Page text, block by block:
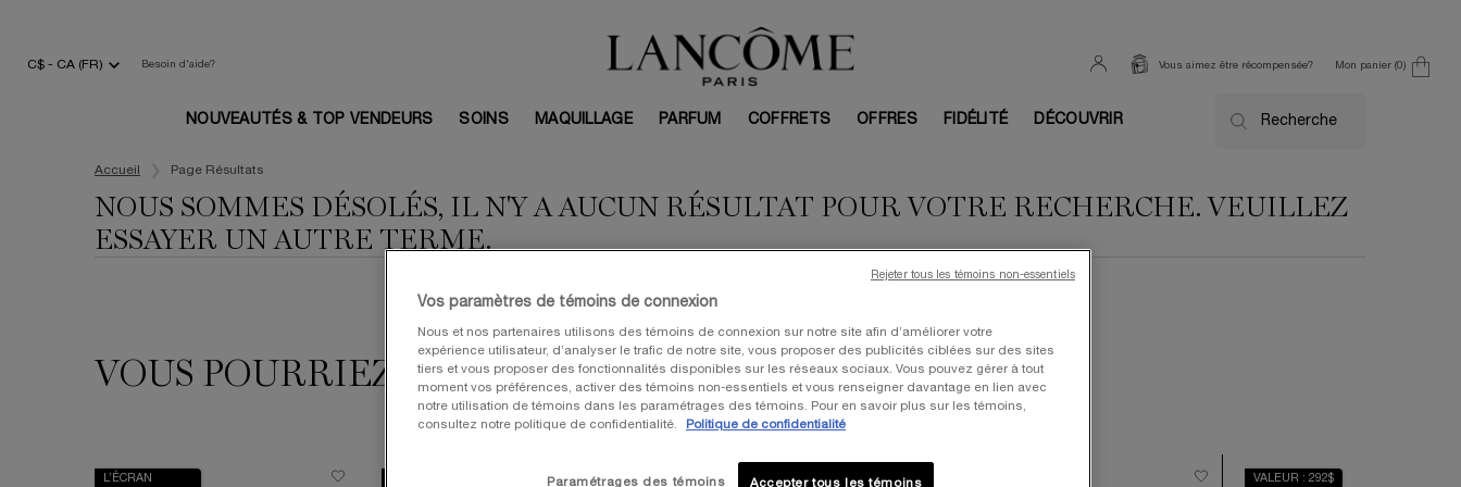
C$ - CA (FR) Besoin d'aide? Vous aimez être récompensée? Mon panier 0
0 product in cart
NOUVEAUTÉS & TOP VENDEURS SOINS MAQUILLAGE PARFUM COFFRETS OFFRES FIDÉLITÉ DÉCOUVRIR Recherche
Accueil
Page Résultats
NOUS SOMMES DÉSOLÉS, IL N'Y A AUCUN RÉSULTAT POUR VOTRE RECHERCHE. VEUILLEZ
ESSAYER UN AUTRE TERME.
VOUS POURRIEZ AUSSI AIMER
L’ÉCRAN
VALEUR: 367 $ VALEUR : 292$
Vos paramètres de témoins de connexion
Nous et nos partenaires utilisons des témoins de connexion sur notre site afin d’améliorer votre
expérience utilisateur, d’analyser le trafic de notre site, vous proposer des publicités ciblées sur des sites
tiers et vous proposer des fonctionnalités disponibles sur les réseaux sociaux. Vous pouvez gérer à tout
moment vos préférences, activer des témoins non-essentiels et vous renseigner davantage en lien avec
notre utilisation de témoins dans les paramétrages des témoins. Pour en savoir plus sur les témoins,
consultez notre politique de confidentialité.
Politique de confidentialité
Accepter tous les témoins
Paramétrages des témoins
Rejeter tous les témoins non-essentiels